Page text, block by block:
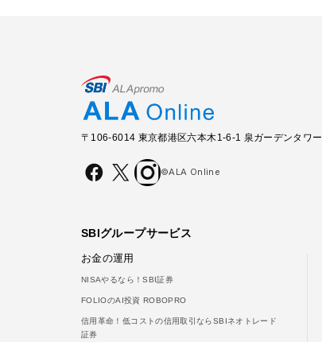
〒106-6014 東京都港区六本木1-6-1 泉ガーデンタワー
©ALA Online
SBIグループサービス
お金の運用
NISAやるなら！SBI証券
FOLIOのAI投資 ROBOPRO
信用革命！低コストの信用取引ならSBIネオトレード
証券